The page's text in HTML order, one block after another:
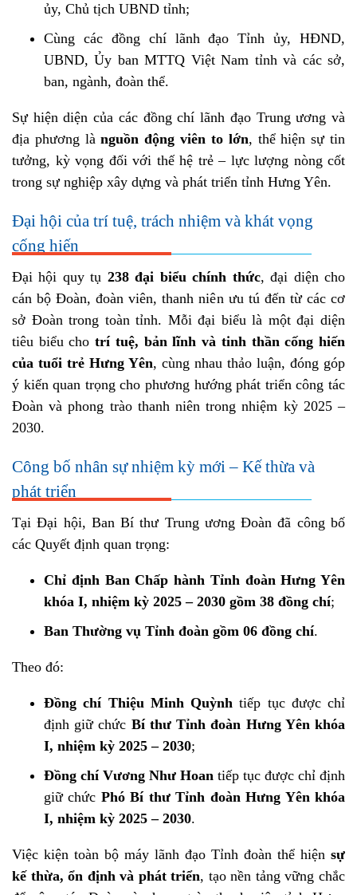
ủy, Chủ tịch UBND tỉnh;
Cùng các đồng chí lãnh đạo Tỉnh ủy, HĐND,
UBND, Ủy ban MTTQ Việt Nam tỉnh và các sở,
ban, ngành, đoàn thể.
Sự hiện diện của các đồng chí lãnh đạo Trung ương và
địa phương lànguồn động viên to lớn, thể hiện sự tin
tưởng, kỳ vọng đối với thế hệ trẻ – lực lượng nòng cốt
trong sự nghiệp xây dựng và phát triển tỉnh Hưng Yên.
Đại hội của trí tuệ, trách nhiệm và khát vọng
cống hiến
Đại hội quy tụ 238 đại biểu chính thức, đại diện cho
cán bộ Đoàn, đoàn viên, thanh niên ưu tú đến từ các cơ
sở Đoàn trong toàn tỉnh. Mỗi đại biểu là một đại diện
tiêu biểu chotrí tuệ, bản lĩnh và tinh thần cống hiến
của tuổi trẻ Hưng Yên, cùng nhau thảo luận, đóng góp
ý kiến quan trọng cho phương hướng phát triển công tác
Đoàn và phong trào thanh niên trong nhiệm kỳ 2025 –
2030.
Công bố nhân sự nhiệm kỳ mới – Kế thừa và
phát triển
Tại Đại hội, Ban Bí thư Trung ương Đoàn đã công bố
các Quyết định quan trọng:
Chỉ định Ban Chấp hành Tỉnh đoàn Hưng Yên
khóa I, nhiệm kỳ 2025 – 2030 gồm 38 đồng chí;
Ban Thường vụ Tỉnh đoàn gồm 06 đồng chí.
Theo đó:
Đồng chí Thiệu Minh Quỳnh tiếp tục được chỉ
định giữ chức Bí thư Tỉnh đoàn Hưng Yên khóa
I, nhiệm kỳ 2025 – 2030;
Đồng chí Vương Như Hoan tiếp tục được chỉ định
giữ chức Phó Bí thư Tỉnh đoàn Hưng Yên khóa
I, nhiệm kỳ 2025 – 2030.
Việc kiện toàn bộ máy lãnh đạo Tỉnh đoàn thể hiện sự
kế thừa, ổn định và phát triển, tạo nền tảng vững chắc